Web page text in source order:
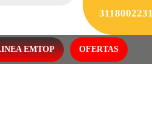
3118002231
EMTOP OFERTAS